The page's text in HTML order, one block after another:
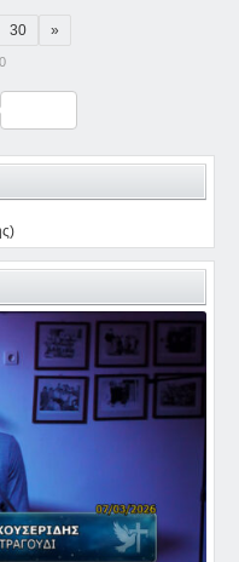
30 »
Μοιραστείτε